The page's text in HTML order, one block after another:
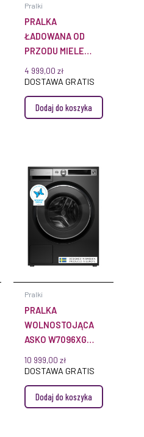
Pralki
PRALKA
ŁADOWANA OD
PRZODU MIELE
WWB360 WCS
PWASH&8KG
4 999,00 zł
DOSTAWA GRATIS
Dodaj do koszyka
Pralki
PRALKA
WOLNOSTOJĄCA
ASKO W7096XG
1600OBR QUATTRO
CONSTRUCTION
2.0
10 999,00 zł
DOSTAWA GRATIS
Dodaj do koszyka